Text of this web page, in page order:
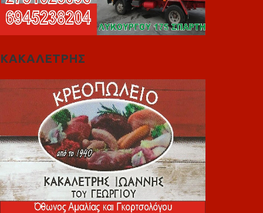
ΚΑΚΑΛΕΤΡΗΣ